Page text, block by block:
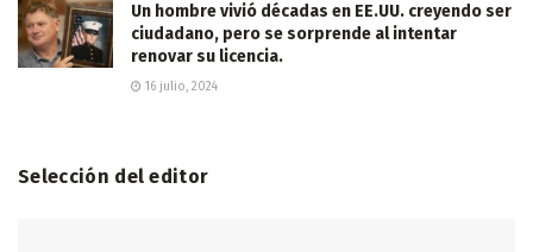
Un hombre vivió décadas en EE.UU. creyendo ser
ciudadano, pero se sorprende al intentar
renovar su licencia.
16 julio, 2024
Selección del editor